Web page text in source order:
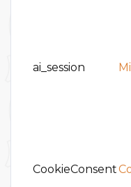
ai_session
CookieConsent